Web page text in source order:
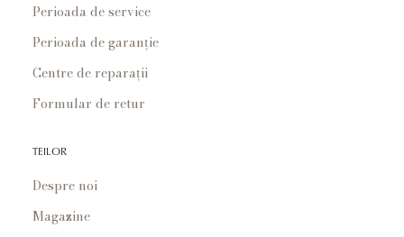
Perioada de service
Perioada de garanție
Centre de reparații
Formular de retur
TEILOR
Despre noi
Magazine